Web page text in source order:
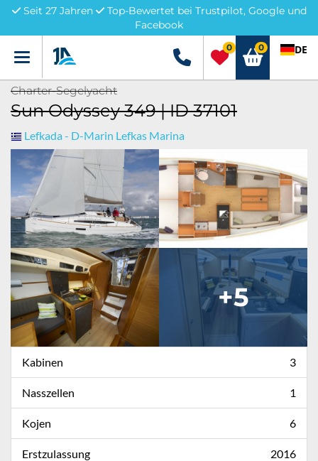
Seit 27 Jahren
Top-Bewertet bei Trustpilot, Google und
Facebook
Menü +49 5741 3222690
0 0 DE
Charter-Segelyacht
Sun Odyssey 349 | ID 37101
Lefkada - D-Marin Lefkas Marina
+5
Kabinen 3
Nasszellen 1
Kojen 6
Erstzulassung 2016